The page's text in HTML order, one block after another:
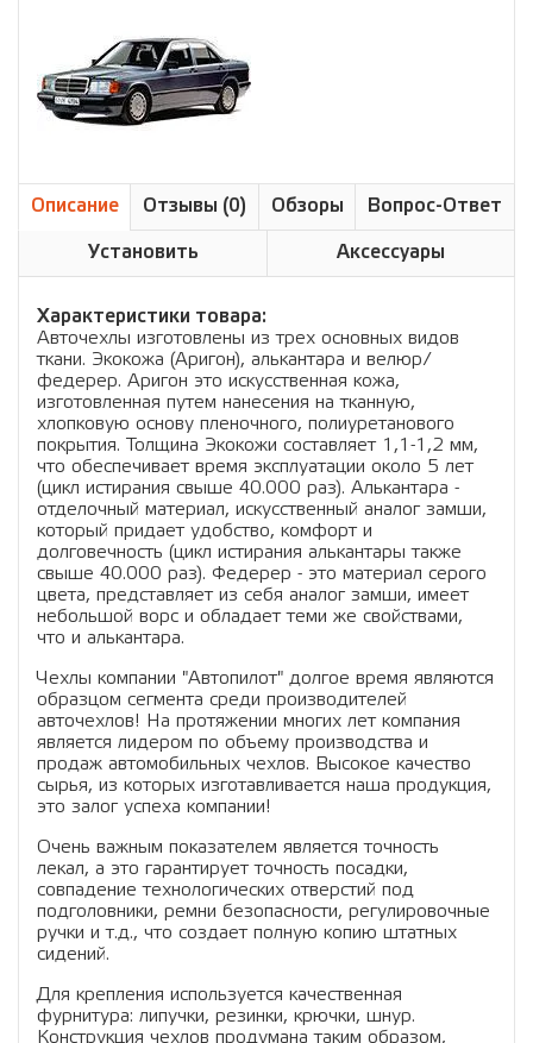
Описание Отзывы (0) Обзоры Вопрос-Ответ
Установить Аксессуары
Характеристики товара:
Авточехлы изготовлены из трех основных видов
ткани. Экокожа (Аригон), алькантара и велюр/
федерер. Аригон это искусственная кожа,
изготовленная путем нанесения на тканную,
хлопковую основу пленочного, полиуретанового
покрытия. Толщина Экокожи составляет 1,1-1,2 мм,
что обеспечивает время эксплуатации около 5 лет
(цикл истирания свыше 40.000 раз). Алькантара -
отделочный материал, искусственный аналог замши,
который придает удобство, комфорт и
долговечность (цикл истирания алькантары также
свыше 40.000 раз). Федерер - это материал серого
цвета, представляет из себя аналог замши, имеет
небольшой ворс и обладает теми же свойствами,
что и алькантара.
Чехлы компании "Автопилот" долгое время являются
образцом сегмента среди производителей
авточехлов! На протяжении многих лет компания
является лидером по объему производства и
продаж автомобильных чехлов. Высокое качество
сырья, из которых изготавливается наша продукция,
это залог успеха компании!
Очень важным показателем является точность
лекал, а это гарантирует точность посадки,
совпадение технологических отверстий под
подголовники, ремни безопасности, регулировочные
ручки и т.д., что создает полную копию штатных
сидений.
Для крепления используется качественная
фурнитура: липучки, резинки, крючки, шнур.
Конструкция чехлов продумана таким образом,